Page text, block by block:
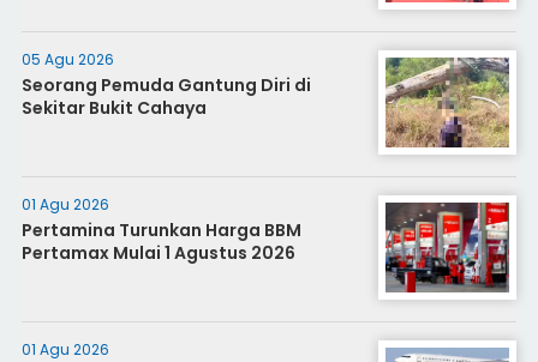
05 Agu 2026
Seorang Pemuda Gantung Diri di
Sekitar Bukit Cahaya
01 Agu 2026
Pertamina Turunkan Harga BBM
Pertamax Mulai 1 Agustus 2026
01 Agu 2026